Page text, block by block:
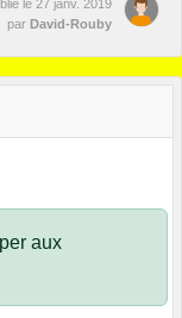
le 27 janv. 2019
par David-Rouby
aux